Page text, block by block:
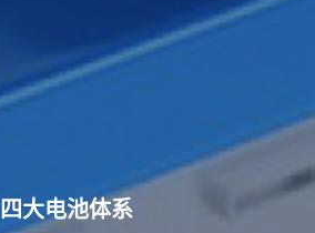
四大电池体系